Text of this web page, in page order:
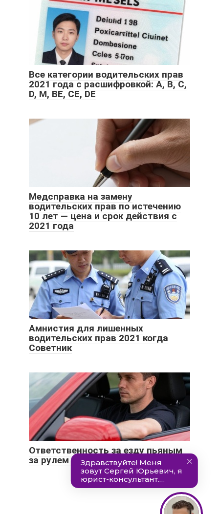
Все категории водительских прав
2021 года с расшифровкой: А, В, С,
D, М, ВЕ, СЕ, DE
Медсправка на замену
водительских прав по истечению
10 лет — цена и срок действия с
2021 года
Амнистия для лишенных
водительских прав 2021 когда
Советник
Ответственность за езду пьяным
за рулем без прав в 2021 году